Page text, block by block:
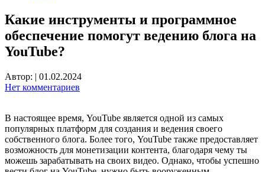
Какие инструменты и программное
обеспечение помогут ведению блога на
YouTube?
Автор: | 01.02.2024
Нет комментариев
В настоящее время, YouTube является одной из самых
популярных платформ для создания и ведения своего
собственного блога. Более того, YouTube также предоставляет
возможность для монетизации контента, благодаря чему ты
можешь зарабатывать на своих видео. Однако, чтобы успешно